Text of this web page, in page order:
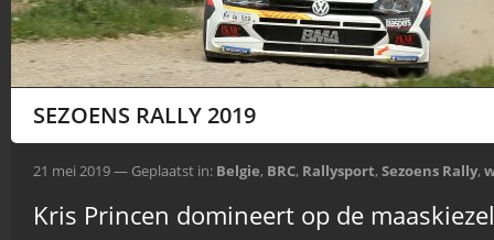
SEZOENS RALLY 2019
21 mei 2019 — Geplaatst in: Belgie, BRC, Rallysport, Sezoens Rally,
Kris Princen domineert op de maaskiezel